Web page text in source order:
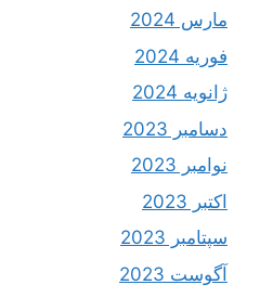
مارس 2024
فوریه 2024
ژانویه 2024
دسامبر 2023
نوامبر 2023
اکتبر 2023
سپتامبر 2023
آگوست 2023